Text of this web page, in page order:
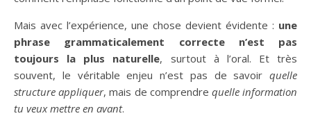
Mais avec l’expérience, une chose devient évidente : une
phrase grammaticalement correcte n’est pas
toujours la plus naturelle, surtout à l’oral. Et très
souvent, le véritable enjeu n’est pas de savoir quelle
structure appliquer, mais de comprendre quelle information
tu veux mettre en avant.